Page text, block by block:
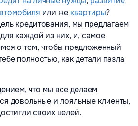
или же квартиры?
кредитования, мы предлагаем
каждой из них, и, самое
о том, чтобы предложенный
полностью, как детали пазла
что мы все делаем
довольные и лояльные клиенты,
своих целей.